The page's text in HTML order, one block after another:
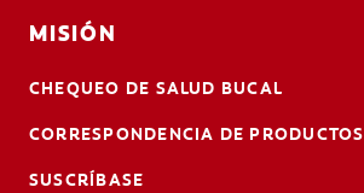
MISIÓN
CHEQUEO DE SALUD BUCAL
CORRESPONDENCIA DE PRODUCTOS
SUSCRÍBASE